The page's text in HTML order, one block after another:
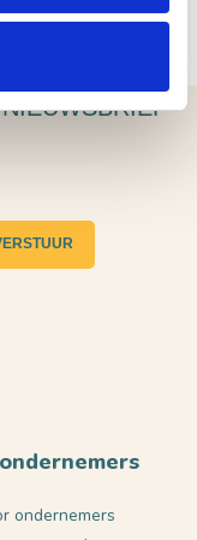
ondernemers